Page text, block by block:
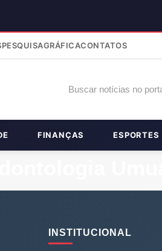
PESQUISAGRÁFICACONTATOS
FINANÇAS ESPORTES
INSTITUCIONAL